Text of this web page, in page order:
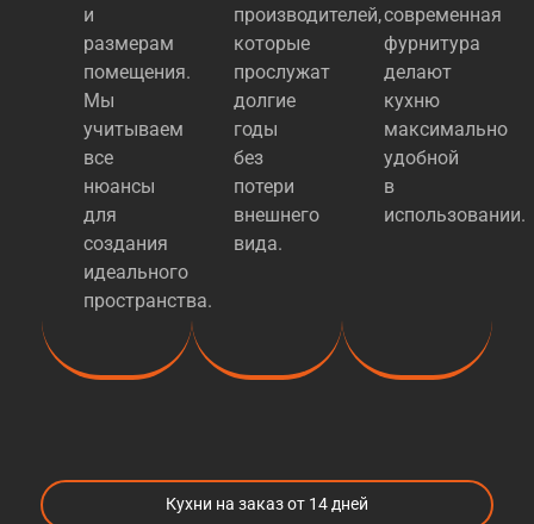
и
размерам
помещения.
Мы
учитываем
все
нюансы
для
создания
идеального
пространства.
производителей,
которые
прослужат
долгие
годы
без
потери
внешнего
вида.
современная
фурнитура
делают
кухню
максимально
удобной
в
использовании.
Кухни на заказ от 14 дней